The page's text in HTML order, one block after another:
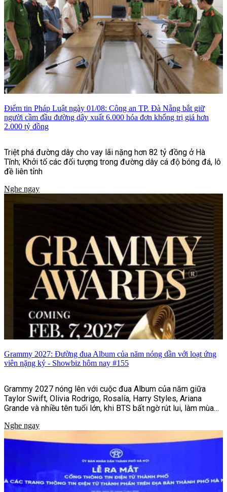
Điểm tin Pháp Luật ngày 01/08: Công an TP. Đà Nẵng bắt giữ
người cầm đầu đường dây xuất 6.000 hóa đơn khống trị giá hơn
2.000 tỷ đồng
Triệt phá đường dây cho vay lãi nặng hơn 82 tỷ đồng ở Hà
Tĩnh; Khởi tố các đối tượng trong đường dây cá độ bóng đá, lô
đề liên tỉnh
Nghe ngay
Grammy 2027: Đường đua Album của năm nóng dần với loạt ứng
viên nặng ký - Showbiz hôm nay #155
Grammy 2027 nóng lên với cuộc đua Album của năm giữa
Taylor Swift, Olivia Rodrigo, Rosalía, Harry Styles, Ariana
Grande và nhiều tên tuổi lớn, khi BTS bất ngờ rút lui, làm mùa
Nghe ngay